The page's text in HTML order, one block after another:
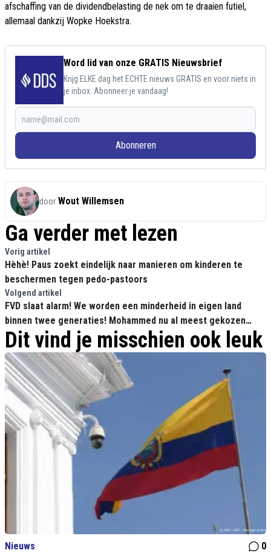
afschaffing van de dividendbelasting de nek om te draaien futiel,
allemaal dankzij Wopke Hoekstra.
Word lid van onze GRATIS Nieuwsbrief
Krijg ELKE dag het ECHTE nieuws GRATIS en voor niets in
je inbox. Abonneer je vandaag!
Abonneren
door Wout Willemsen
Ga verder met lezen
Vorig artikel
Hèhè! Paus zoekt eindelijk naar manieren om kinderen te
beschermen tegen pedo-pastoors
Volgend artikel
FVD slaat alarm! We worden een minderheid in eigen land
binnen twee generaties! Mohammed nu al meest gekozen
jongensnaam
Dit vind je misschien ook leuk
Nieuws
0